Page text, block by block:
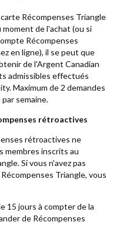
Récompenses Triangle
de l'achat (ou si
Récompenses
en ligne), il se peut que
de l'Argent Canadian
admissibles effectués
Maximum de 2 demandes
semaine.
rétroactives
rétroactives ne
membres inscrits au
Si vous n'avez pas
Triangle, vous
15 jours à compter de la
de Récompenses